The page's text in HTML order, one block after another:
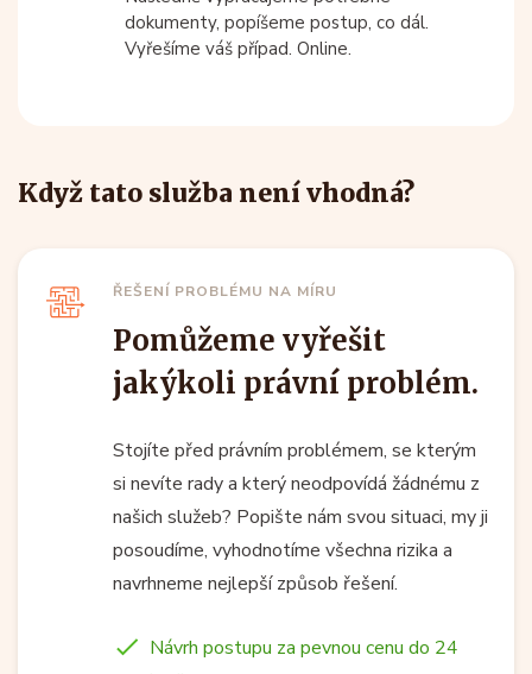
dokumenty, popíšeme postup, co dál.
Vyřešíme váš případ. Online.
Když tato služba není vhodná?
ŘEŠENÍ PROBLÉMU NA MÍRU
Pomůžeme vyřešit
jakýkoli právní problém.
Stojíte před právním problémem, se kterým
si nevíte rady a který neodpovídá žádnému z
našich služeb? Popište nám svou situaci, my ji
posoudíme, vyhodnotíme všechna rizika a
navrhneme nejlepší způsob řešení.
Návrh postupu za pevnou cenu do 24